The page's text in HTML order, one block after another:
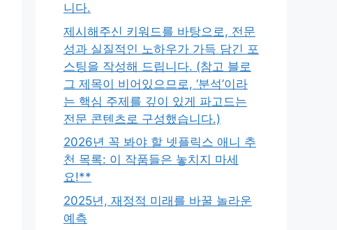
니다.
제시해주신 키워드를 바탕으로, 전문
성과 실질적인 노하우가 가득 담긴 포
스팅을 작성해 드립니다. (참고 블로
그 제목이 비어있으므로, ‘분석’이라
는 핵심 주제를 깊이 있게 파고드는
전문 콘텐츠로 구성했습니다.)
2026년 꼭 봐야 할 넷플릭스 애니 추
천 목록: 이 작품들은 놓치지 마세
요!**
2025년, 재정적 미래를 바꿀 놀라운
예측